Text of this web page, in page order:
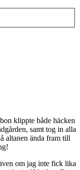
klippte både häcken
samt tog in alla
altanen ända fram till
om jag inte fick lika